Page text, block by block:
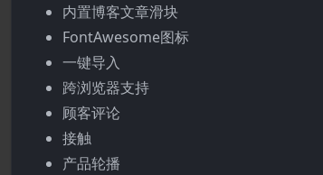
内置博客文章滑块
FontAwesome图标
一键导入
跨浏览器支持
顾客评论
接触
产品轮播